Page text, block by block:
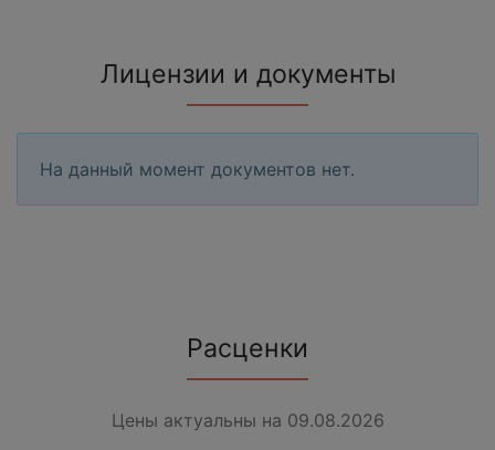
Лицензии и документы
На данный момент документов нет.
Расценки
Цены актуальны на 09.08.2026